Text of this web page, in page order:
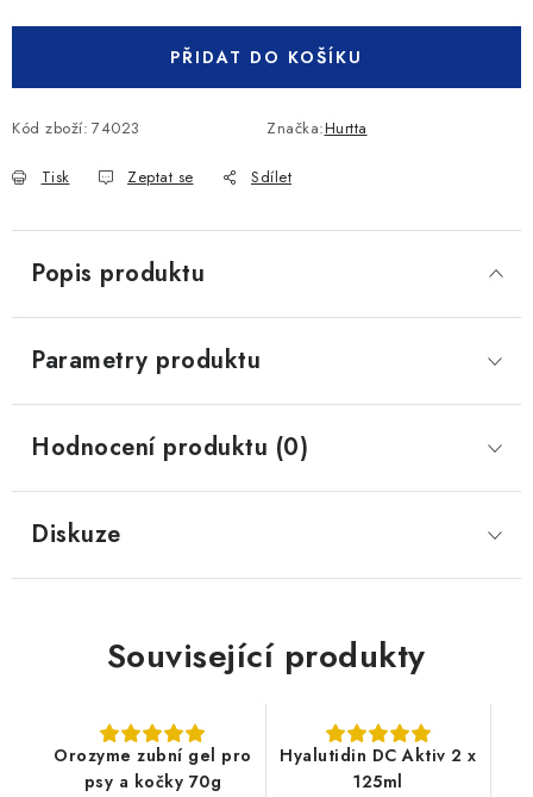
PŘIDAT DO KOŠÍKU
Kód zboží: 74023 Značka:Hurtta
Tisk Zeptat se Sdílet
Popis produktu
Parametry produktu
Hodnocení produktu (0)
Diskuze
Související produkty
Orozyme zubní gel pro
psy a kočky 70g
Hyalutidin DC Aktiv 2 x
125ml